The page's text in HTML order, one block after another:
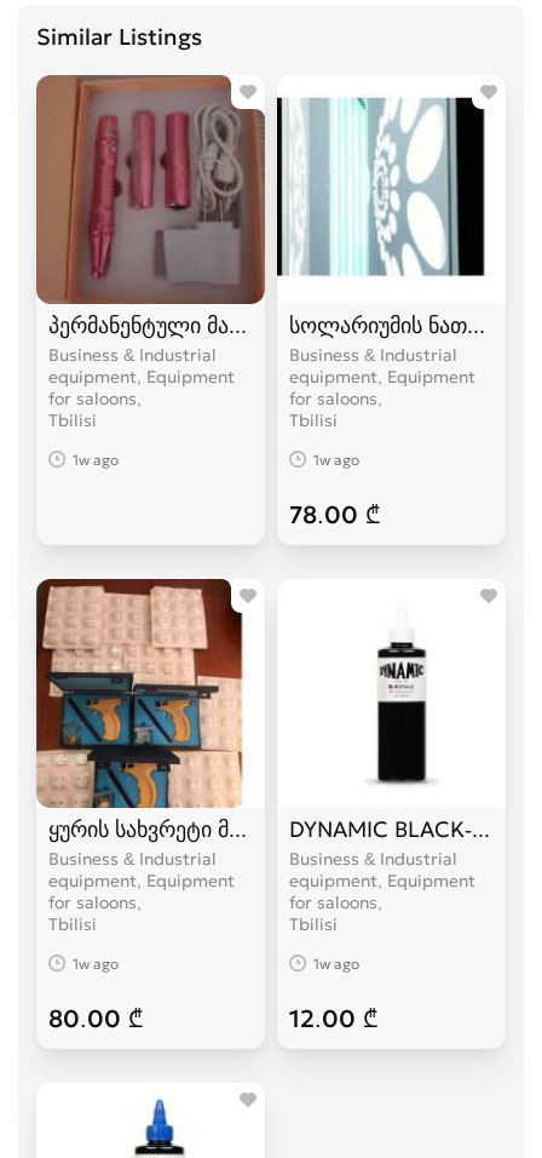
Similar Listings
პერმანენტული მაკიაჟის აპარატი
Business & Industrial
equipment, Equipment
for saloons
Tbilisi
1w ago
სოლარიუმის ნათურა
Business & Industrial
equipment, Equipment
for saloons
Tbilisi
1w ago
78.00 ₾
ყურის სახვრეტი მოწყობილობა
Business & Industrial
equipment, Equipment
for saloons
Tbilisi
1w ago
80.00 ₾
DYNAMIC BLACK-
Business & Industrial
equipment, Equipment
for saloons
Tbilisi
1w ago
12.00 ₾